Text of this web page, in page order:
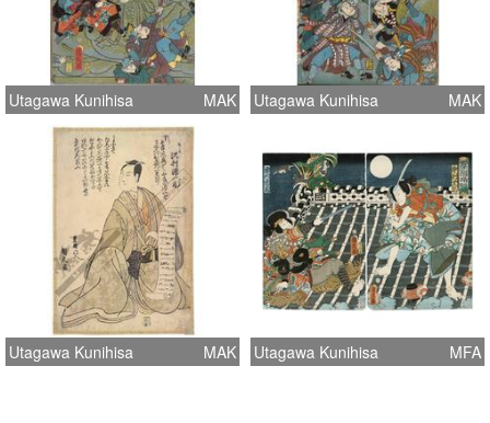
Utagawa Kunihisa MAK Utagawa Kunihisa MAK
Utagawa Kunihisa MAK Utagawa Kunihisa MFA